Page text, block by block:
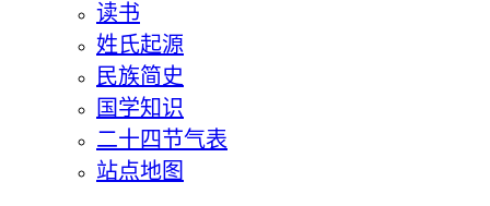
读书
姓氏起源
民族简史
国学知识
二十四节气表
站点地图